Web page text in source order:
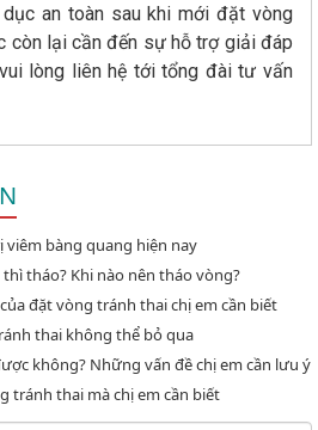
an toàn sau khi mới đặt vòng
còn lại cần đến sự hỗ trợ giải đáp
lòng liên hệ tới tổng đài tư vấn
viêm bàng quang hiện nay
tháo? Khi nào nên tháo vòng?
đặt vòng tránh thai chị em cần biết
thai không thể bỏ qua
không? Những vấn đề chị em cần lưu ý
tránh thai mà chị em cần biết